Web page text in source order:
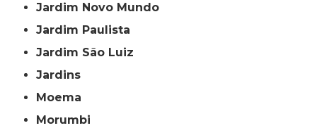
Jardim Novo Mundo
Jardim Paulista
Jardim São Luiz
Jardins
Moema
Morumbi